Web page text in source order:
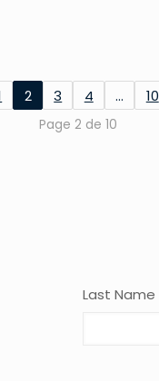
2 3 4 … 10
Page 2 de 10
Last Name